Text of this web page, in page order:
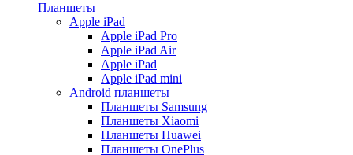
Планшеты
Apple iPad
Apple iPad Pro
Apple iPad Air
Apple iPad
Apple iPad mini
Android планшеты
Планшеты Samsung
Планшеты Xiaomi
Планшеты Huawei
Планшеты OnePlus